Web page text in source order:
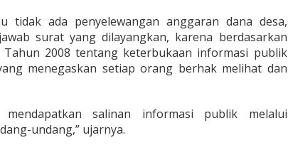
tidak ada penyelewangan anggaran dana desa,
surat yang dilayangkan, karena berdasarkan
2008 tentang keterbukaan informasi publik
menegaskan setiap orang berhak melihat dan
salinan informasi publik melalui
undang,” ujarnya.